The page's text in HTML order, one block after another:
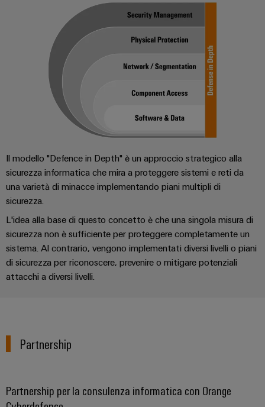
Il modello "Defence in Depth" è un approccio strategico alla
sicurezza informatica che mira a proteggere sistemi e reti da
una varietà di minacce implementando piani multipli di
sicurezza.
L'idea alla base di questo concetto è che una singola misura di
sicurezza non è sufficiente per proteggere completamente un
sistema. Al contrario, vengono implementati diversi livelli o piani
di sicurezza per riconoscere, prevenire o mitigare potenziali
attacchi a diversi livelli.
Partnership
Partnership per la consulenza informatica con Orange